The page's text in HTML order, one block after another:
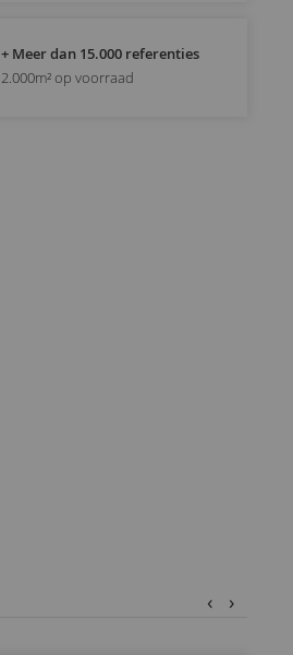
+ Meer dan 15.000 referenties
2.000m² op voorraad
‹ ›